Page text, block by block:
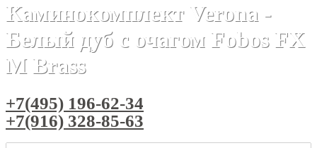
Каминокомплект Verona -
Белый дуб с очагом Fobos FX
M Brass
+7(495) 196-62-34
+7(916) 328-85-63